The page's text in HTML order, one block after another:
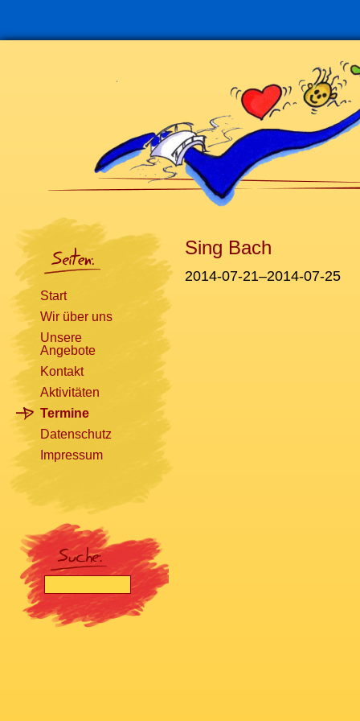
Sing Bach
2014-07-21–2014-07-25
Navigation
überspringen
Start
Wir über uns
Unsere
Angebote
Kontakt
Aktivitäten
Termine
Datenschutz
Impressum